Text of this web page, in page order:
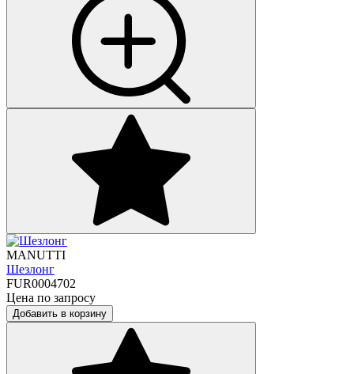
MANUTTI
Шезлонг
FUR0004702
Цена по запросу
Добавить в корзину